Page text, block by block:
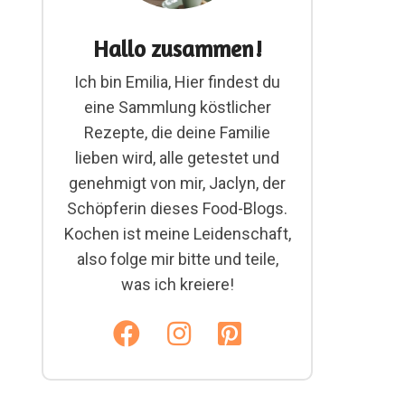
Hallo zusammen!
Ich bin Emilia, Hier findest du
eine Sammlung köstlicher
Rezepte, die deine Familie
lieben wird, alle getestet und
genehmigt von mir, Jaclyn, der
Schöpferin dieses Food-Blogs.
Kochen ist meine Leidenschaft,
also folge mir bitte und teile,
was ich kreiere!